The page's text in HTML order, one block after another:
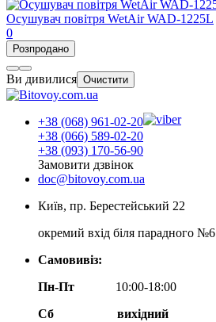
Осушувач повітря WetAir WAD-1225L
0
Розпродано
Ви дивилися Очистити
+38 (068) 961-02-20
+38 (066) 589-02-20
+38 (093) 170-56-90
Замовити дзвінок
doc@bitovoy.com.ua
Київ, пр. Берестейський 22
окремий вхід біля парадного №6
Самовивіз:
Пн-Пт
10:00-18:00
Сб
вихідний